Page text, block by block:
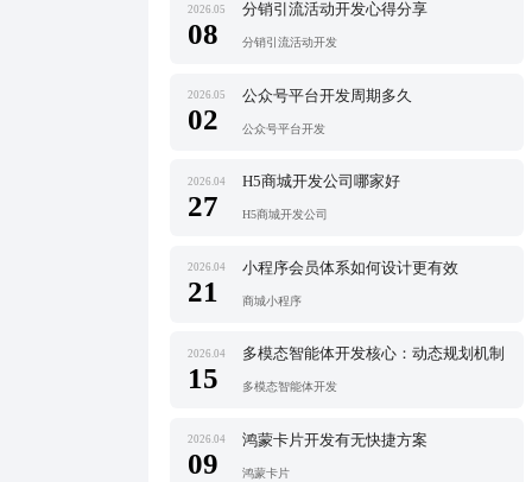
2026.05
08
分销引流活动开发心得分享
分销引流活动开发
2026.05
02
公众号平台开发周期多久
公众号平台开发
2026.04
27
H5商城开发公司哪家好
H5商城开发公司
2026.04
21
小程序会员体系如何设计更有效
商城小程序
2026.04
15
多模态智能体开发核心：动态规划机制
多模态智能体开发
2026.04
09
鸿蒙卡片开发有无快捷方案
鸿蒙卡片